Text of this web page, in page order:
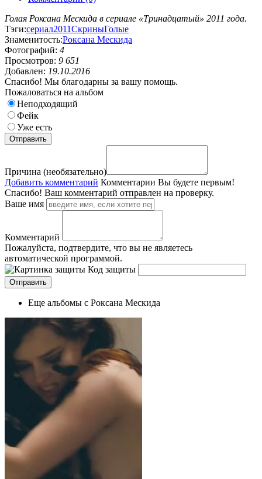
Голая Роксана Мескида в сериале «Тринадцатый» 2011 года.
Тэги:сериал2011СкриныГолые
Знаменитость:Роксана Мескида
Фотографий: 4
Просмотров: 9 651
Добавлен: 19.10.2016
Спасибо! Мы благодарны за вашу помощь.
Пожаловаться на альбом
Неподходящий
Фейк
Уже есть
Причина (необязательно)
Добавить комментарий Комментарии Вы будете первым!
Спасибо! Ваш комментарий отправлен на проверку.
Ваше имя
Комментарий
Пожалуйста, подтвердите, что вы не являетесь
автоматической программой.
Код защиты
Еще альбомы с Роксана Мескида